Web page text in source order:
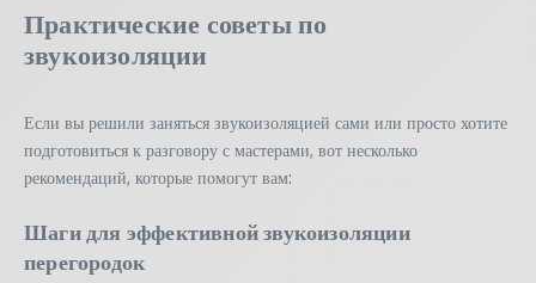
Практические советы по
звукоизоляции
Если вы решили заняться звукоизоляцией сами или просто хотите
подготовиться к разговору с мастерами, вот несколько
рекомендаций, которые помогут вам:
Шаги для эффективной звукоизоляции
перегородок